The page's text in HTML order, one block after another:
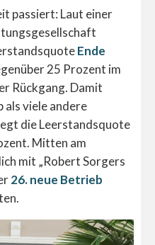
passiert: Laut einer
Ende
25 Prozent im
Rückgang. Damit
als viele andere
die Leerstandsquote
Mitten am
mit „Robert Sorgers
26. neue Betrieb